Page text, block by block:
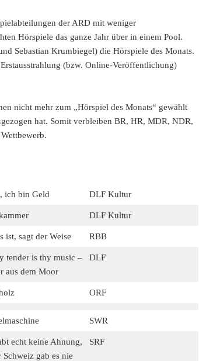
der ARD mit weniger
Hörspiele das ganze Jahr über in einem Pool.
Sebastian Krumbiegel) die Hörspiele des Monats.
(bzw. Online-Veröffentlichung)
nicht mehr zum „Hörspiel des Monats“ gewählt
hat. Somit verbleiben BR, HR, MDR, NDR,
ich bin Geld DLF Kultur
DLF Kultur
ist, sagt der Weise RBB
tender is thy music –
aus dem Moor
DLF
ORF
SWR
echt keine Ahnung,
Schweiz gab es nie
SRF